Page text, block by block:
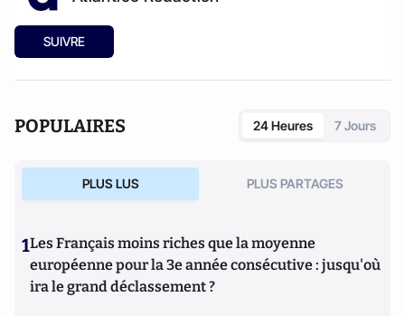
SUIVRE
POPULAIRES 24 Heures 7 Jours
PLUS LUS PLUS PARTAGES
1Les Français moins riches que la moyenne
européenne pour la 3e année consécutive : jusqu'où
ira le grand déclassement ?